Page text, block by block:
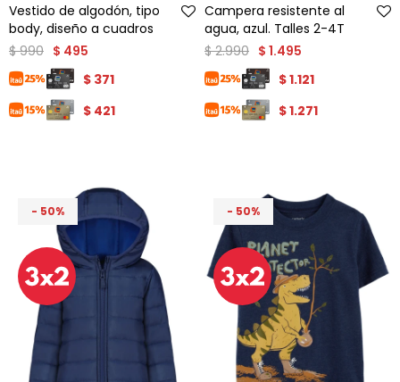
Vestido de algodón, tipo
body, diseño a cuadros
$ 495
$ 990
$ 371
$ 421
Campera resistente al
agua, azul. Talles 2-4T
$ 1.495
$ 2.990
$1.121
$1.271
50 50